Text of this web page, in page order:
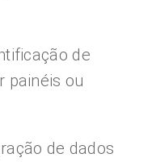
de
painéis ou
de dados